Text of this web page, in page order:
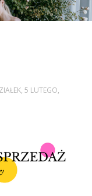
5 LUTEGO,